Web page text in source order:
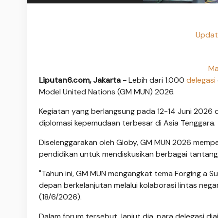
Liputan6.com, Jakarta -Lebih dari 1.000 delegasi
Model United Nations (GM MUN) 2026.
Kegiatan yang berlangsung pada 12-14 Juni
diplomasi kepemudaan terbesar di Asia Tenggara.
Diselenggarakan oleh Globy, GM MUN 2026
pendidikan untuk mendiskusikan berbagai
"Tahun ini, GM MUN mengangkat tema Forging a
depan berkelanjutan melalui kolaborasi lintas
(18/6/2026).